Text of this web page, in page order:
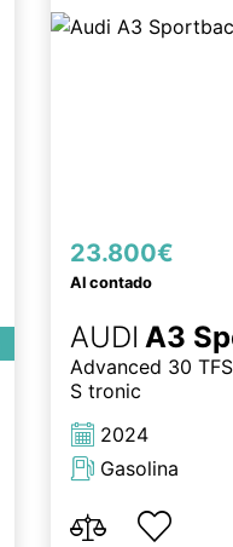
23.800€
Al contado
AUDI A3
Advanced 30
S tronic
2024
Gasolina